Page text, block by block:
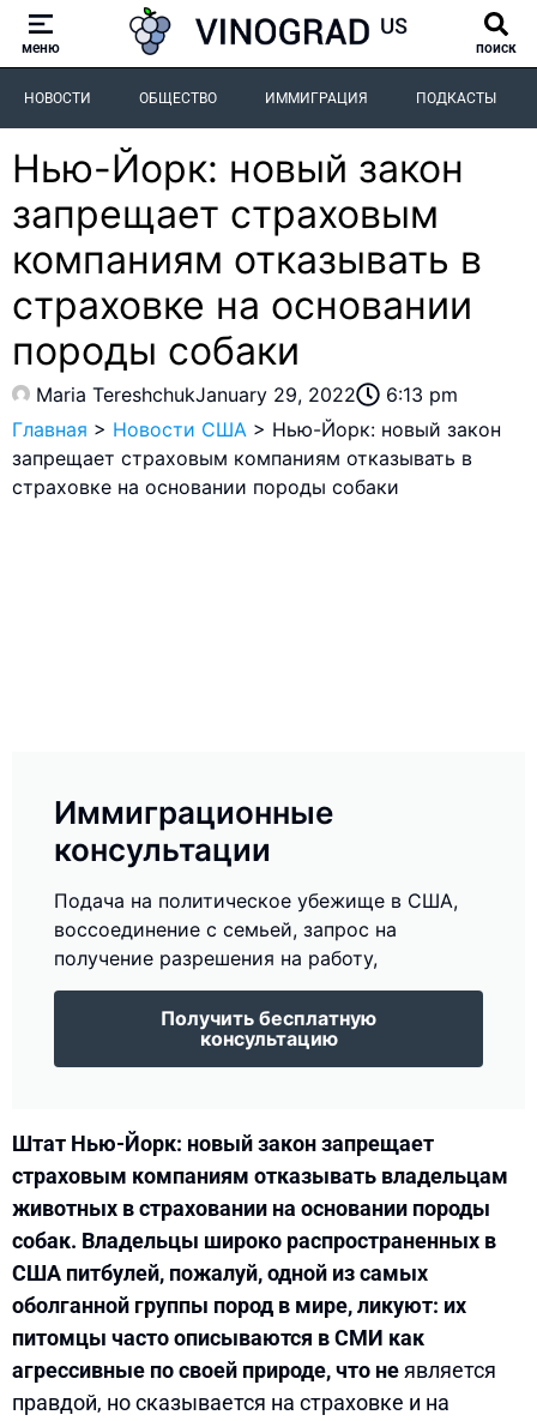
меню поиск
НОВОСТИ ОБЩЕСТВО ИММИГРАЦИЯ ПОДКАСТЫ
Нью-Йорк: новый закон
запрещает страховым
компаниям отказывать в
страховке на основании
породы собаки
Maria TereshchukJanuary 29, 2022
6:13 pm
Главная > Новости США > Нью-Йорк: новый закон
запрещает страховым компаниям отказывать в
страховке на основании породы собаки
Иммиграционные
консультации
Подача на политическое убежище в США,
воссоединение с семьей, запрос на
получение разрешения на работу,
Получить бесплатную
консультацию
Штат Нью-Йорк: новый закон запрещает
страховым компаниям отказывать владельцам
животных в страховании на основании породы
собак. Владельцы широко распространенных в
США питбулей, пожалуй, одной из самых
оболганной группы пород в мире, ликуют: их
питомцы часто описываются в СМИ как
агрессивные по своей природе, что неявляется
правдой, но сказывается на страховке и на